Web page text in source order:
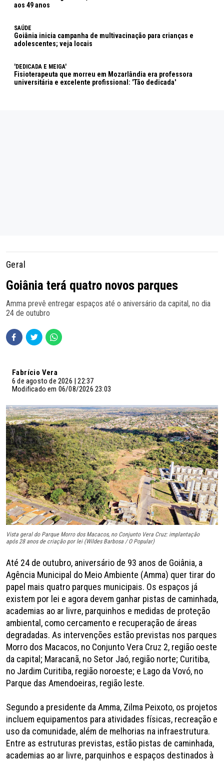
aos 49 anos
SAÚDE
Goiânia inicia campanha de multivacinação para crianças e
adolescentes; veja locais
'DEDICADA E MEIGA'
Fisioterapeuta que morreu em Mozarlândia era professora
universitária e excelente profissional: 'Tão dedicada'
Geral
Goiânia terá quatro novos parques
Amma prevê entregar espaços até o aniversário da capital, no dia
24 de outubro
Fabrício Vera
6 de agosto de 2026 | 22:37
Modificado em 06/08/2026 23:03
Vista geral do Parque Morro dos Macacos, no Conjunto Vera Cruz: implantação
após 28 anos de criação por lei (Wildes Barbosa / O Popular)
Até 24 de outubro, aniversário de 93 anos de Goiânia, a
Agência Municipal do Meio Ambiente (Amma) quer tirar do
papel mais quatro parques municipais. Os espaços já
existem por lei e agora devem ganhar pistas de caminhada,
academias ao ar livre, parquinhos e medidas de proteção
ambiental, como cercamento e recuperação de áreas
degradadas. As intervenções estão previstas nos parques
Morro dos Macacos, no Conjunto Vera Cruz 2, região oeste
da capital; Maracanã, no Setor Jaó, região norte; Curitiba,
no Jardim Curitiba, região noroeste; e Lago da Vovó, no
Parque das Amendoeiras, região leste.
Segundo a presidente da Amma, Zilma Peixoto, os projetos
incluem equipamentos para atividades físicas, recreação e
uso da comunidade, além de melhorias na infraestrutura.
Entre as estruturas previstas, estão pistas de caminhada,
academias ao ar livre, parquinhos e espaços destinados à